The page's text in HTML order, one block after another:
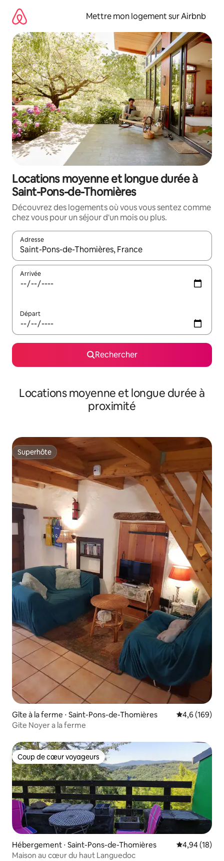
directement
contenu
Mettre mon logement sur Airbnb
Locations moyenne et longue durée à
Saint-Pons-de-Thomières
Découvrez des logements où vous vous sentez comme
chez vous pour un séjour d'un mois ou plus.
Adresse
Lorsque les résultats s'affichent, utilisez les flèches vers le
Arrivée
Départ
Rechercher
Locations moyenne et longue durée à
proximité
Superhôte
Superhôte
Gîte à la ferme ⋅ Saint-Pons-de-Thomières Évaluation
4,6 (169)
Gite Noyer a la ferme
Coup de cœur voyageurs
Coup de cœur voyageurs
Hébergement ⋅ Saint-Pons-de-Thomières Évaluation
4,94 (18)
Maison au cœur du haut Languedoc